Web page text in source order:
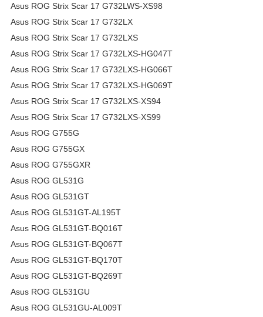
Asus ROG Strix Scar 17 G732LWS-XS98
Asus ROG Strix Scar 17 G732LX
Asus ROG Strix Scar 17 G732LXS
Asus ROG Strix Scar 17 G732LXS-HG047T
Asus ROG Strix Scar 17 G732LXS-HG066T
Asus ROG Strix Scar 17 G732LXS-HG069T
Asus ROG Strix Scar 17 G732LXS-XS94
Asus ROG Strix Scar 17 G732LXS-XS99
Asus ROG G755G
Asus ROG G755GX
Asus ROG G755GXR
Asus ROG GL531G
Asus ROG GL531GT
Asus ROG GL531GT-AL195T
Asus ROG GL531GT-BQ016T
Asus ROG GL531GT-BQ067T
Asus ROG GL531GT-BQ170T
Asus ROG GL531GT-BQ269T
Asus ROG GL531GU
Asus ROG GL531GU-AL009T